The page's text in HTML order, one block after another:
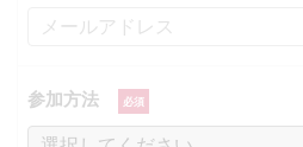
参加方法